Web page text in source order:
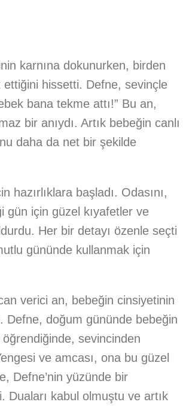
karnına dokunurken, birden
ettiğini hissetti. Defne, sevinçle
bana tekme attı!” Bu an,
bir anıydı. Artık bebeğin canlı
daha da net bir şekilde
hazırlıklara başladı. Odasını,
gün için güzel kıyafetler ve
Her bir detayı özenle seçti
gününde kullanmak için
verici an, bebeğin cinsiyetinin
Defne, doğum gününde bebeğin
öğrendiğinde, sevincinden
ve amcası, ona bu güzel
Defne’nin yüzünde bir
Duaları kabul olmuştu ve artık